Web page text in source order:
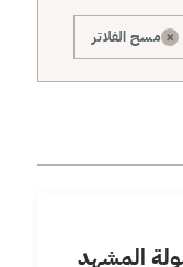
× مسح الفلاتر
السوري
المشهد